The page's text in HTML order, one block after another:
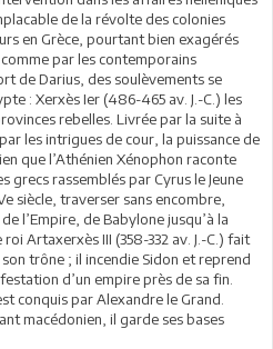
de la révolte des colonies
en Grèce, pourtant bien exagérés
par les contemporains
de Darius, des soulèvements se
: Xerxès Ier (486-465 av. J.-C.) les
rebelles. Livrée par la suite à
les intrigues de cour, la puissance de
que l’Athénien Xénophon raconte
grecs rassemblés par Cyrus le Jeune
siècle, traverser sans encombre,
l’Empire, de Babylone jusqu’à la
Artaxerxès III (358-332 av. J.-C.) fait
trône ; il incendie Sidon et reprend
d’un empire près de sa fin.
conquis par Alexandre le Grand.
macédonien, il garde ses bases